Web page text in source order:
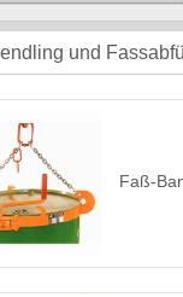
und
Faß-